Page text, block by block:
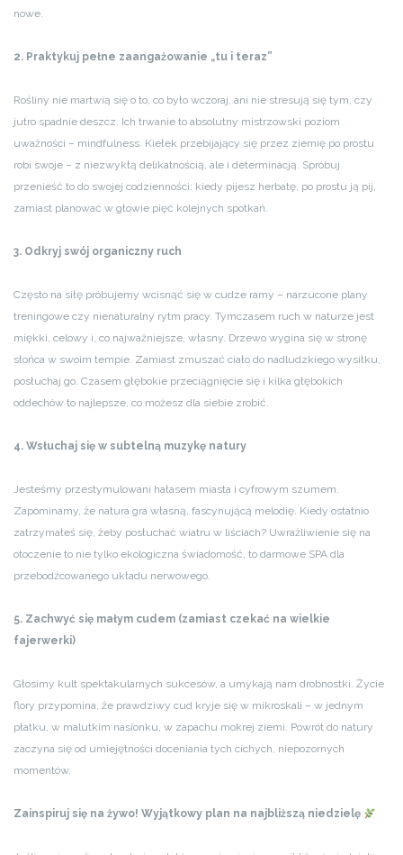
nowe.
2. Praktykuj pełne zaangażowanie „tu i teraz”
Rośliny nie martwią się o to, co było wczoraj, ani nie stresują się tym, czy
jutro spadnie deszcz. Ich trwanie to absolutny mistrzowski poziom
uważności – mindfulness. Kiełek przebijający się przez ziemię po prostu
robi swoje – z niezwykłą delikatnością, ale i determinacją. Spróbuj
przenieść to do swojej codzienności: kiedy pijesz herbatę, po prostu ją pij,
zamiast planować w głowie pięć kolejnych spotkań.
3. Odkryj swój organiczny ruch
Często na siłę próbujemy wcisnąć się w cudze ramy – narzucone plany
treningowe czy nienaturalny rytm pracy. Tymczasem ruch w naturze jest
miękki, celowy i, co najważniejsze, własny. Drzewo wygina się w stronę
słońca w swoim tempie. Zamiast zmuszać ciało do nadludzkiego wysiłku,
posłuchaj go. Czasem głębokie przeciągnięcie się i kilka głębokich
oddechów to najlepsze, co możesz dla siebie zrobić.
4. Wsłuchaj się w subtelną muzykę natury
Jesteśmy przestymulowani hałasem miasta i cyfrowym szumem.
Zapominamy, że natura gra własną, fascynującą melodię. Kiedy ostatnio
zatrzymałeś się, żeby posłuchać wiatru w liściach? Uwrażliwienie się na
otoczenie to nie tylko ekologiczna świadomość, to darmowe SPA dla
przebodźcowanego układu nerwowego.
5. Zachwyć się małym cudem (zamiast czekać na wielkie
fajerwerki)
Głosimy kult spektakularnych sukcesów, a umykają nam drobnostki. Życie
flory przypomina, że prawdziwy cud kryje się w mikroskali – w jednym
płatku, w malutkim nasionku, w zapachu mokrej ziemi. Powrót do natury
zaczyna się od umiejętności doceniania tych cichych, niepozornych
momentów.
Zainspiruj się na żywo! Wyjątkowy plan na najbliższą niedzielę